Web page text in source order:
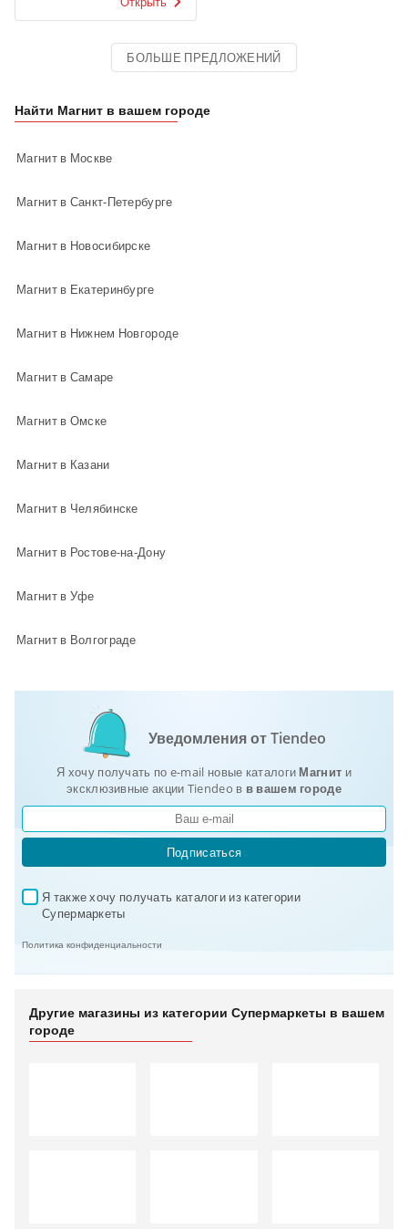
БОЛЬШЕ ПРЕДЛОЖЕНИЙ
Найти Магнит в вашем городе
Магнит в Москве
Магнит в Санкт-Петербурге
Магнит в Новосибирске
Магнит в Екатеринбурге
Магнит в Нижнем Новгороде
Магнит в Самаре
Магнит в Омске
Магнит в Казани
Магнит в Челябинске
Магнит в Ростове-на-Дону
Магнит в Уфе
Магнит в Волгограде
Уведомления от Tiendeo
Я хочу получать по e-mail новые каталоги Магнит и
эксклюзивные акции Tiendeo в в вашем городе
Подписаться
Я также хочу получать каталоги из категории
Супермаркеты
Политика конфиденциальности
Другие магазины из категории Супермаркеты в вашем
городе